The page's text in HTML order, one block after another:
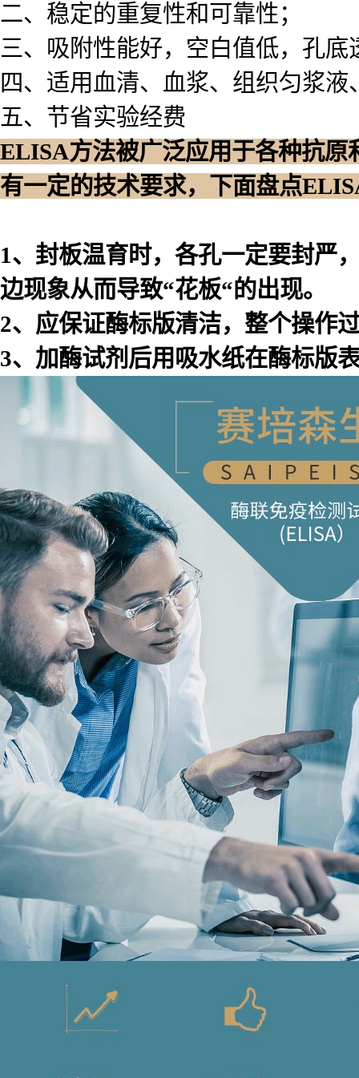
二、稳定的重复性和可靠性；
三、吸附性能好，空白值低，孔
四、适用血清、血浆、组织匀浆
五、节省实验经费
ELISA方法被广泛应用于各种抗
有一定的技术要求，下面盘点
1、封板温育时，各孔一定要封严
边现象从而导致“花板“的出现。
2、应保证酶标版清洁，整个操作
3、加酶试剂后用吸水纸在酶标版